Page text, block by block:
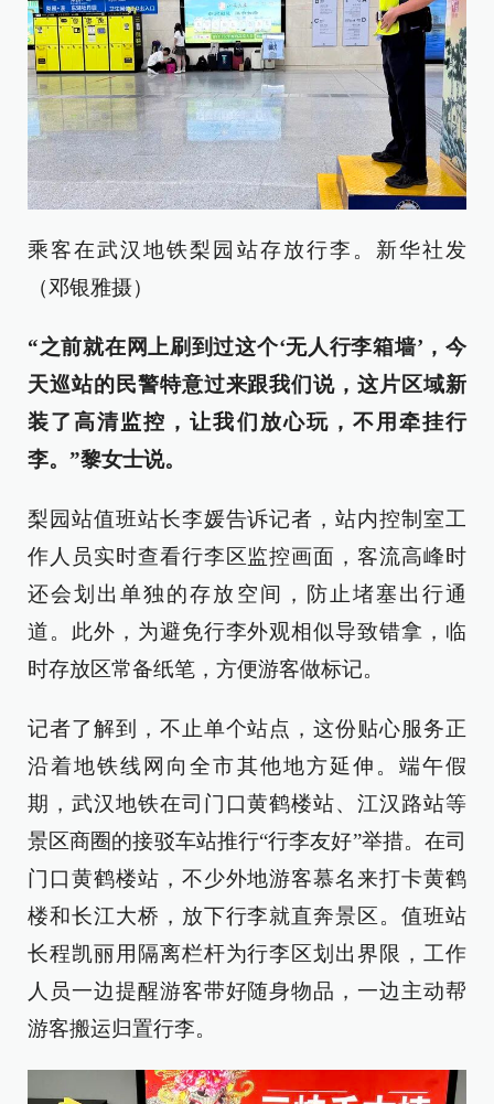
乘客在武汉地铁梨园站存放行李。新华社发
（邓银雅摄）
“之前就在网上刷到过这个‘无人行李箱墙’，今
天巡站的民警特意过来跟我们说，这片区域新
装了高清监控，让我们放心玩，不用牵挂行
李。”黎女士说。
梨园站值班站长李媛告诉记者，站内控制室工
作人员实时查看行李区监控画面，客流高峰时
还会划出单独的存放空间，防止堵塞出行通
道。此外，为避免行李外观相似导致错拿，临
时存放区常备纸笔，方便游客做标记。
记者了解到，不止单个站点，这份贴心服务正
沿着地铁线网向全市其他地方延伸。端午假
期，武汉地铁在司门口黄鹤楼站、江汉路站等
景区商圈的接驳车站推行“行李友好”举措。在司
门口黄鹤楼站，不少外地游客慕名来打卡黄鹤
楼和长江大桥，放下行李就直奔景区。值班站
长程凯丽用隔离栏杆为行李区划出界限，工作
人员一边提醒游客带好随身物品，一边主动帮
游客搬运归置行李。